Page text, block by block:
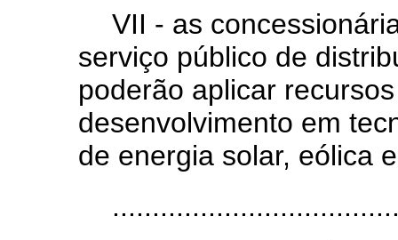
VII - as
serviço público de
poderão aplicar
desenvolvimento em
de energia solar, eólica